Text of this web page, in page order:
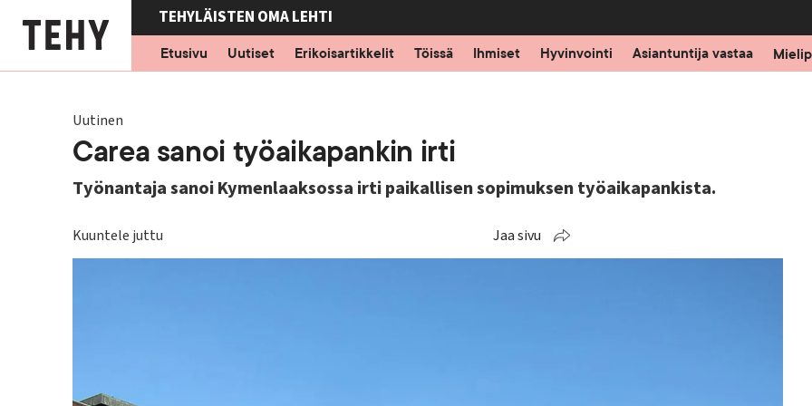
pääsisältöön
TEHYLÄISTEN OMA LEHTI
Etusivu
Uutiset Erikoisartikkelit Töissä Ihmiset Hyvinvointi Asiantuntija vastaa
Uutinen
Carea sanoi työaikapankin irti
Työnantaja sanoi Kymenlaaksossa irti paikallisen sopimuksen työaikapankista.
Kuuntele juttu Jaa sivu